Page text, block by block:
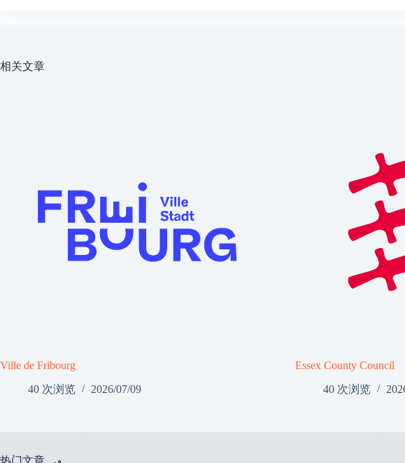
相关文章
Ville de Fribourg
40 次浏览
2026/07/09
Essex County Council
40 次浏览